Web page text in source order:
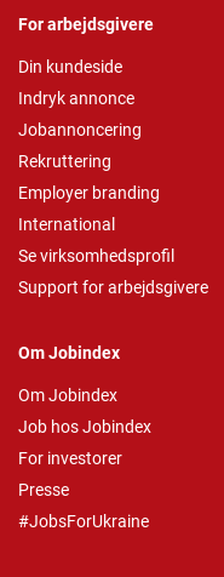
For arbejdsgivere
Din kundeside
Indryk annonce
Jobannoncering
Rekruttering
Employer branding
International
Se virksomhedsprofil
Support for arbejdsgivere
Om Jobindex
Om Jobindex
Job hos Jobindex
For investorer
Presse
#JobsForUkraine